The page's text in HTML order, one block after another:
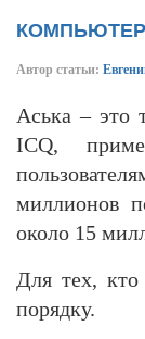
Автор статьи:
Аська – это
ICQ,
миллионов
около 15
Для тех,
порядку.